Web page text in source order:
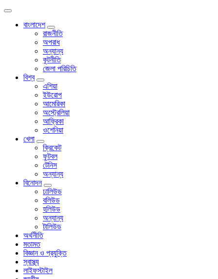
বাংলাদেশ
রাজনীতি
অপরাধ
অন্যান্য
কূটনীতি
জেলা পরিচিতি
বিশ্ব
এশিয়া
ইউরোপ
আমেরিকা
অস্ট্রেলিয়া
আফ্রিকা
ওশেনিয়া
খেলা
ক্রিকেট
ফুটবল
টেনিস
অন্যান্য
বিনোদন
ঢালিউড
বলিউড
হলিউড
অন্যান্য
টালিউড
অর্থনীতি
মতামত
বিজ্ঞান ও প্রযুক্তি
স্বাস্থ্য
লাইফস্টাইল